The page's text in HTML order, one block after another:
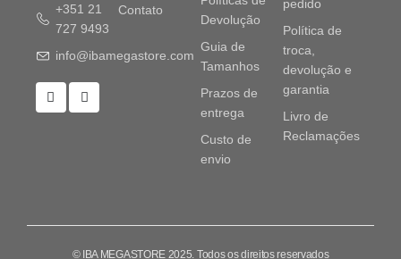
+351 21
727 9493
info@ibamegastore.com
Contato
Devolução
Guia de
Tamanhos
Prazos de
entrega
Custo de
envio
pedido
Política de
troca,
devolução e
garantia
Livro de
Reclamações
© IBA MEGASTORE 2025. Todos os direitos reservados